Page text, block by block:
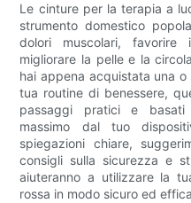
Le cinture per la terapia a
strumento domestico
dolori muscolari, favorire
migliorare la pelle e la
hai appena acquistata una
tua routine di benessere,
passaggi pratici e
massimo dal tuo
spiegazioni chiare,
consigli sulla sicurezza e
aiuteranno a utilizzare la
rossa in modo sicuro ed